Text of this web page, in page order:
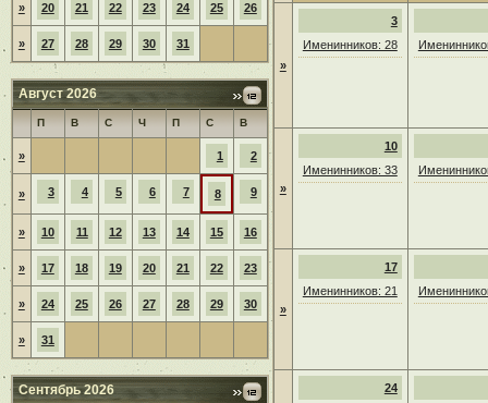
» 20 21 22 23 24 25 26
» 27 28 29 30 31
Август 2026
П В С Ч П С В
» 1 2
» 3 4 5 6 7 8 9
» 10 11 12 13 14 15 16
» 17 18 19 20 21 22 23
» 24 25 26 27 28 29 30
» 31
Сентябрь 2026
»
3
Именинников: 28
»
10
Именинников: 33
»
17
Именинников: 21
24